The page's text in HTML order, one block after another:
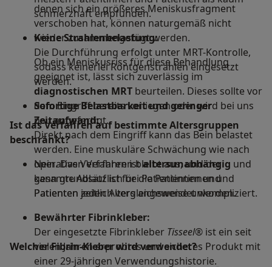
schmerzhaft empfunden.
Keine Strahlenbelastung:
Die Durchführung erfolgt unter MRT-Kontrolle,
sodass keinerlei Röntgenstrahlen eingesetzt
werden.
Sofortige Belastbarkeit und geringer
Zeitaufwand:
Direkt nach dem Eingriff kann das Bein belastet
werden. Eine muskuläre Schwächung wie nach
operativen Verfahren bleibt aus, und der
gesamte Ablauf ist für die Patientinnen und
Patienten zeitlich vergleichsweise unkompliziert.
Bewährter Fibrinkleber:
Der eingesetzte Fibrinkleber Tisseel® ist ein seit
vielen Jahren erprobtes und sicheres Produkt mit
einer 29-jährigen Verwendungshistorie.
denen sich ein größeres Meniskusfragment
verschoben hat, können naturgemäß nicht
wieder zusammengefügt werden.
Ob ein Meniskusriss für diese Behandlung
geeignet ist, lässt sich zuverlässig im
diagnostischen MRT beurteilen. Dieses sollte vor
dem Eingriff bereits vorliegen oder wird bei uns
neu angefertigt.
Ist das Verfahren auf bestimmte Altersgruppen
beschränkt?
Nein. Das Verfahren istaltersunabhängig und
kann grundsätzlich bei Patientinnen und
Patienten jeden Alters angewendet werden.
Welcher Fibrin-Kleber wird verwendet?